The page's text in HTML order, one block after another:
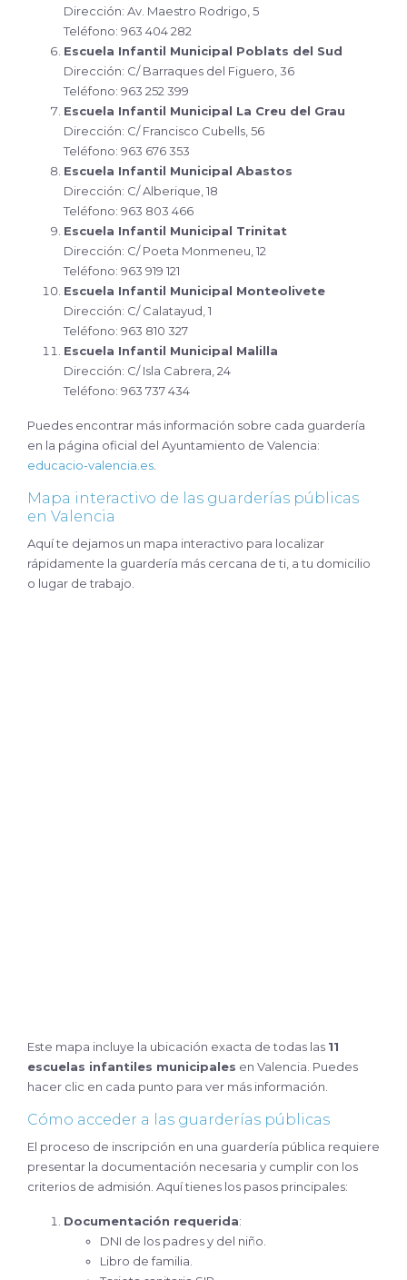
Dirección: Av. Maestro Rodrigo, 5
Teléfono: 963 404 282
Escuela Infantil Municipal Poblats del Sud
Dirección: C/ Barraques del Figuero, 36
Teléfono: 963 252 399
Escuela Infantil Municipal La Creu del Grau
Dirección: C/ Francisco Cubells, 56
Teléfono: 963 676 353
Escuela Infantil Municipal Abastos
Dirección: C/ Alberique, 18
Teléfono: 963 803 466
Escuela Infantil Municipal Trinitat
Dirección: C/ Poeta Monmeneu, 12
Teléfono: 963 919 121
Escuela Infantil Municipal Monteolivete
Dirección: C/ Calatayud, 1
Teléfono: 963 810 327
Escuela Infantil Municipal Malilla
Dirección: C/ Isla Cabrera, 24
Teléfono: 963 737 434
Puedes encontrar más información sobre cada guardería
en la página oficial del Ayuntamiento de Valencia:
educacio-valencia.es
Mapa interactivo de las guarderías públicas
en Valencia
Aquí te dejamos un mapa interactivo para localizar
rápidamente la guardería más cercana de ti, a tu domicilio
o lugar de trabajo.
Este mapa incluye la ubicación exacta de todas las 11
escuelas infantiles municipales en Valencia. Puedes
hacer clic en cada punto para ver más información.
Cómo acceder a las guarderías públicas
El proceso de inscripción en una guardería pública requiere
presentar la documentación necesaria y cumplir con los
criterios de admisión. Aquí tienes los pasos principales:
Documentación requerida:
DNI de los padres y del niño.
Libro de familia.